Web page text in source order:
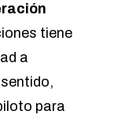
tiene
a
para